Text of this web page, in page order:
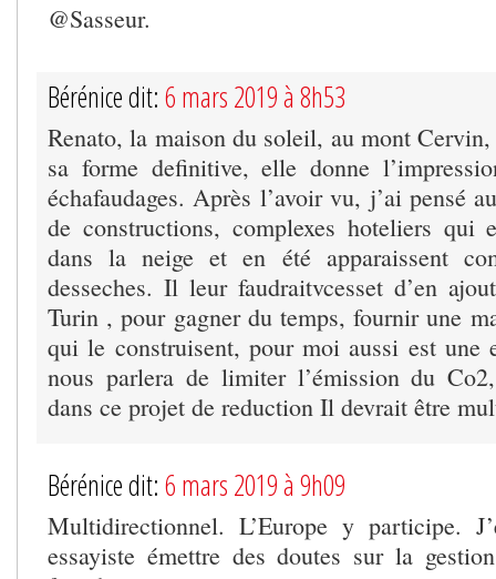
@Sasseur.
Bérénice dit: 6 mars 2019 à 8h53
Renato, la maison du soleil, au mont
sa forme definitive, elle donne
échafaudages. Après l’avoir vu, j’ai pensé
de constructions, complexes hoteliers qui
dans la neige et en été apparaissent
desseches. Il leur faudraitvcesset d’en
Turin , pour gagner du temps, fournir une
qui le construisent, pour moi aussi est une
nous parlera de limiter l’émission du
dans ce projet de reduction Il devrait être
Bérénice dit: 6 mars 2019 à 9h09
Multidirectionnel. L’Europe y participe.
essayiste émettre des doutes sur la